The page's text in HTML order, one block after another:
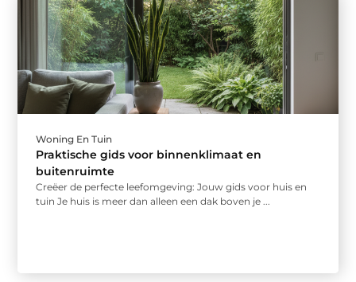
Woning En Tuin
Praktische gids voor binnenklimaat en
buitenruimte
Creëer de perfecte leefomgeving: Jouw gids voor huis en
tuin Je huis is meer dan alleen een dak boven je ...